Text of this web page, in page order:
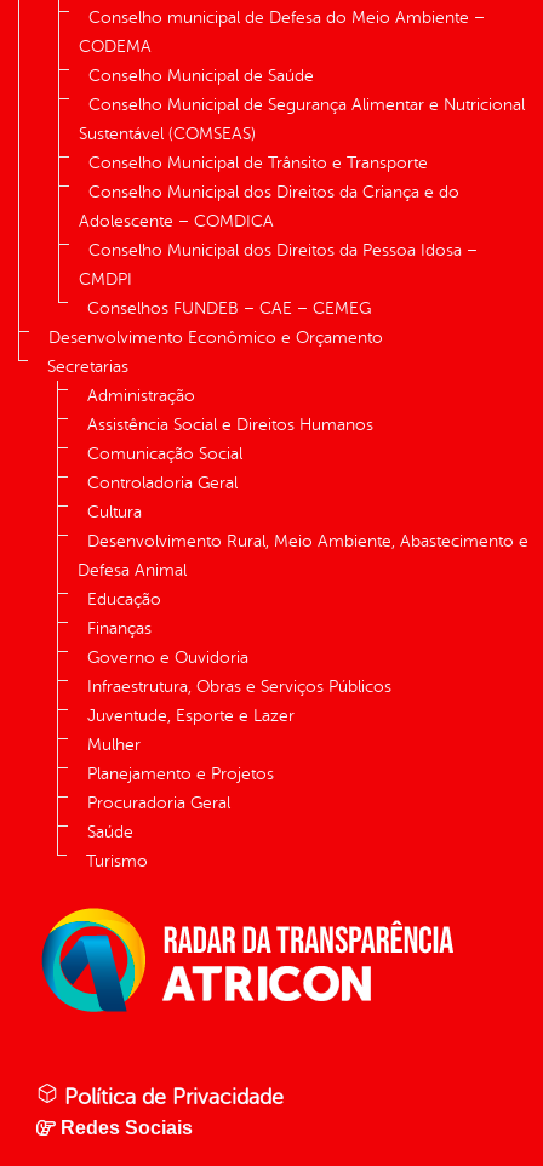
Conselho municipal de Defesa do Meio Ambiente –
CODEMA
Conselho Municipal de Saúde
Conselho Municipal de Segurança Alimentar e Nutricional
Sustentável (COMSEAS)
Conselho Municipal de Trânsito e Transporte
Conselho Municipal dos Direitos da Criança e do
Adolescente – COMDICA
Conselho Municipal dos Direitos da Pessoa Idosa –
CMDPI
Conselhos FUNDEB – CAE – CEMEG
Desenvolvimento Econômico e Orçamento
Secretarias
Administração
Assistência Social e Direitos Humanos
Comunicação Social
Controladoria Geral
Cultura
Desenvolvimento Rural, Meio Ambiente, Abastecimento e
Defesa Animal
Educação
Finanças
Governo e Ouvidoria
Infraestrutura, Obras e Serviços Públicos
Juventude, Esporte e Lazer
Mulher
Planejamento e Projetos
Procuradoria Geral
Saúde
Turismo
Política de Privacidade
Redes Sociais